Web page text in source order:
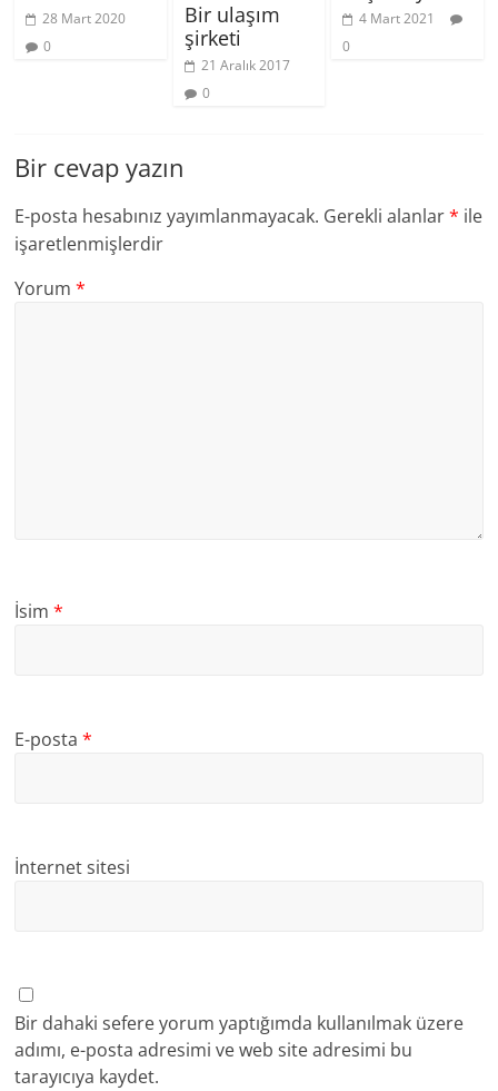
28 Mart 2020
0
Bir ulaşım
şirketi
21 Aralık 2017
0
4 Mart 2021
0
Bir cevap yazın
E-posta hesabınız yayımlanmayacak. Gerekli alanlar* ile
işaretlenmişlerdir
Yorum*
İsim*
E-posta*
İnternet sitesi
Bir dahaki sefere yorum yaptığımda kullanılmak üzere
adımı, e-posta adresimi ve web site adresimi bu
tarayıcıya kaydet.